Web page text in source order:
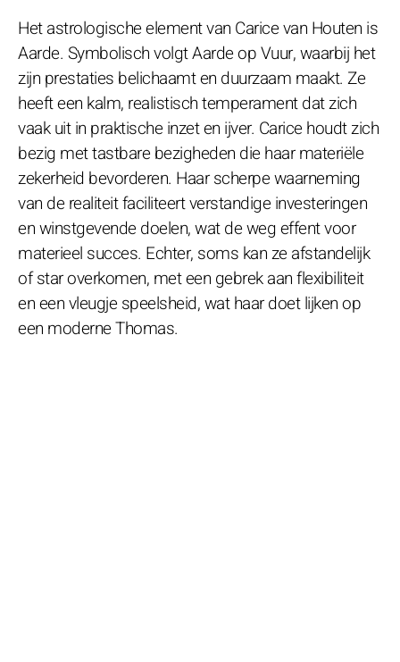
Het astrologische element van Carice van Houten is
Aarde. Symbolisch volgt Aarde op Vuur, waarbij het
zijn prestaties belichaamt en duurzaam maakt. Ze
heeft een kalm, realistisch temperament dat zich
vaak uit in praktische inzet en ijver. Carice houdt zich
bezig met tastbare bezigheden die haar materiële
zekerheid bevorderen. Haar scherpe waarneming
van de realiteit faciliteert verstandige investeringen
en winstgevende doelen, wat de weg effent voor
materieel succes. Echter, soms kan ze afstandelijk
of star overkomen, met een gebrek aan flexibiliteit
en een vleugje speelsheid, wat haar doet lijken op
een moderne Thomas.